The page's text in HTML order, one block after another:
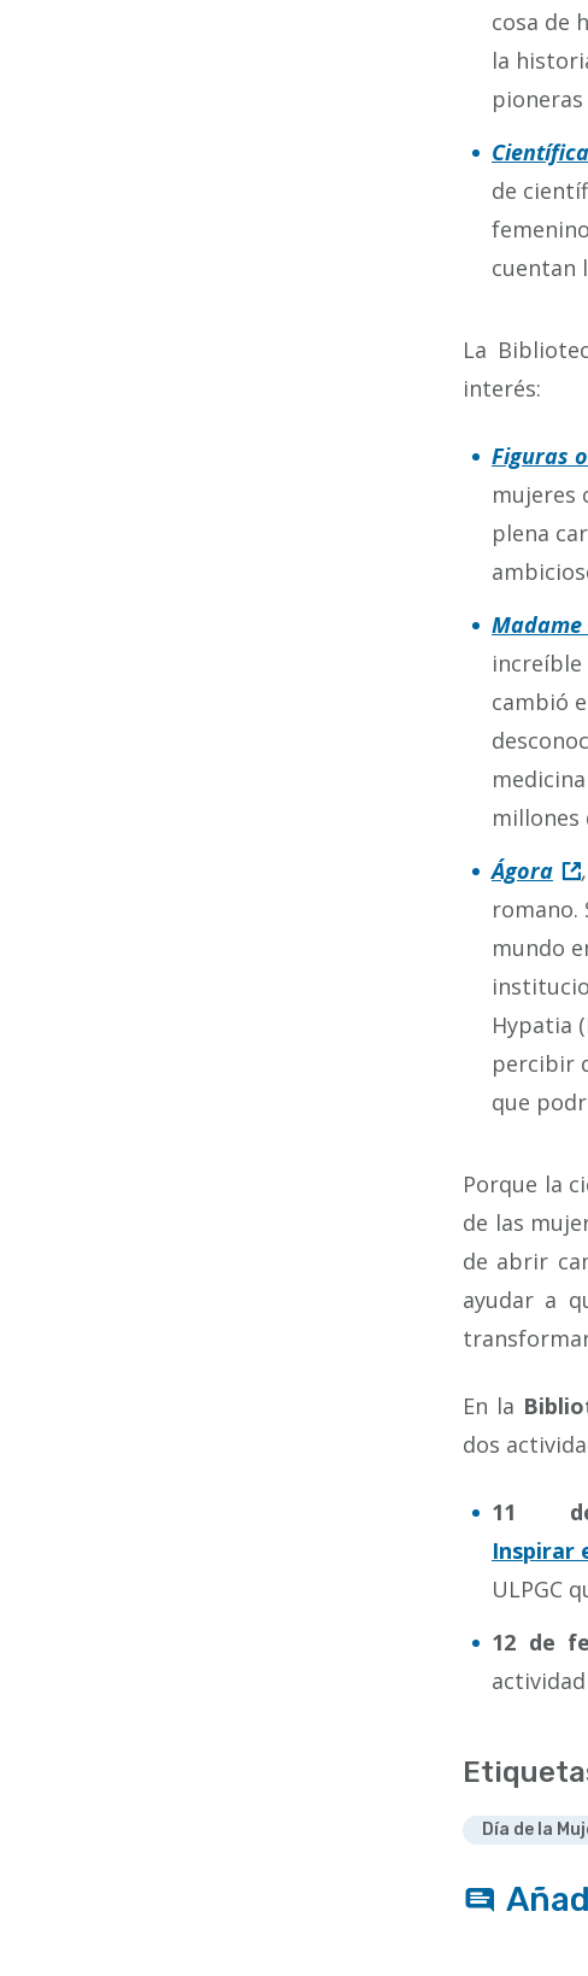
cosa de
la
de
cuentan
La
interés:
Figuras
mujeres
plena
Madame
increíble
cambió
millones
Ágora
,
romano.
mundo
Hypatia
percibir
que
Porque la
de las
de abrir
ayudar a
En la
dos
11
Inspirar
ULPGC
12 de
Día de la